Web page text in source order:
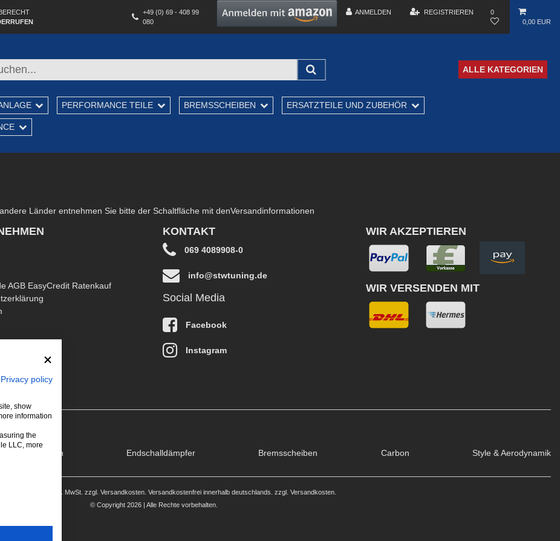
+49 (0) 69 - 408 99
080
ANMELDEN REGISTRIEREN
0
0,00 EUR
ALLE KATEGORIEN
PERFORMANCE TEILE BREMSSCHEIBEN ERSATZTEILE UND ZUBEHÖR
Länder entnehmen Sie bitte der Schaltfläche mit denVersandinformationen
AGB EasyCredit Ratenkauf
KONTAKT
069 4089908-0
info@stwtuning.de
Social Media
Facebook
Instagram
WIR AKZEPTIEREN
WIR VERSENDEN MIT
Auspuffklappen Endschalldämpfer Bremsscheiben Carbon Style & Aerodynamik
verstehen sich inkl. MwSt. zzgl. Versandkosten . Versandkostenfrei innerhalb deutschlands. zzgl. Versandkosten.
© Copyright 2026 | Alle Rechte vorbehalten.
Privacy policy
show
information
the
LLC, more